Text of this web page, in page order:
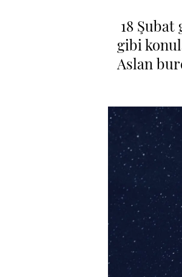
18
gibi
Aslan